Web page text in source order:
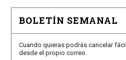
BOLETÍN SEMANAL
Cuando quieras podrás cancelar
desde el propio correo.